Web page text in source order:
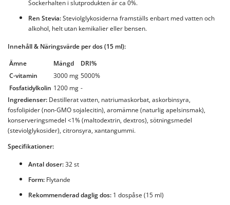
Sockerhalten i slutprodukten är ca 0%.
Ren Stevia:Steviolglykosiderna framställs enbart med vatten och
alkohol, helt utan kemikalier eller bensen.
Innehåll & Näringsvärde per dos (15 ml):
Ämne
Mängd
DRI%
C-vitamin
3000 mg 5000%
Fosfatidylkolin 1200 mg -
Ingredienser: Destillerat vatten, natriumaskorbat, askorbinsyra,
fosfolipider (non-GMO sojalecitin), aromämne (naturlig apelsinsmak),
konserveringsmedel <1% (maltodextrin, dextros), sötningsmedel
(steviolglykosider), citronsyra, xantangummi.
Specifikationer:
Antal doser:32 st
Form: Flytande
Rekommenderad daglig dos: 1 dospåse (15 ml)